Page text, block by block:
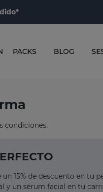
PACKS BLOG
condiciones.
15% de descuento en tu
y un sérum facial en tu